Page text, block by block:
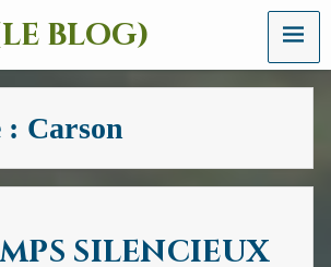
blog) MENU
: Carson
silencieux